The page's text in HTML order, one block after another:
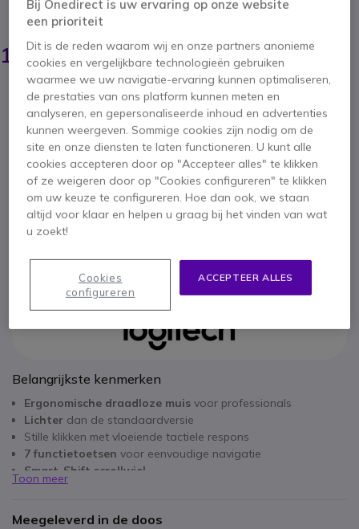
BESPAAR 39,00 €
145,15 €
105,95 € ex. BTW- 128,20 € incl. BTW
Aantal
IN WINKELWAGEN
OFFERTE BINNEN 4 UUR
1 productenop voorraad Levering:24/48 h
29 producten in platformvoorraad
Levering:5-7 dagen
Belangrijkste kenmerken
Ergonomische draadloze muis voor professionals
Lichter dan de standaardversie
Stille klikken met vloeiende tactiele respons
7 functietoetsen voor eenvoudige navigatie
Smart-Shift scrollwiel
500mAh Li-Po batterij
Connectiviteit:Unifying USB dongle
Toon meer
Meegeleverd in de doos
Bij Onedirect is uw ervaring op onze website
een prioriteit
Dit is de reden waarom wij en onze partners anonieme
cookies en vergelijkbare technologieën gebruiken
waarmee we uw navigatie-ervaring kunnen optimaliseren,
de prestaties van ons platform kunnen meten en
analyseren, en gepersonaliseerde inhoud en advertenties
kunnen weergeven. Sommige cookies zijn nodig om de
site en onze diensten te laten functioneren. U kunt alle
cookies accepteren door op "Accepteer alles" te klikken
of ze weigeren door op "Cookies configureren" te klikken
om uw keuze te configureren. Hoe dan ook, we staan
altijd voor klaar en helpen u graag bij het vinden van wat
u zoekt!
ACCEPTEER ALLES
Cookies
configureren